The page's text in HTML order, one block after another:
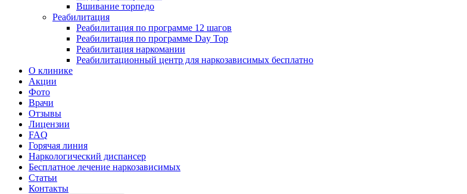
Вшивание торпедо
Реабилитация
Реабилитация по программе 12 шагов
Реабилитация по программе Day Top
Реабилитация наркомании
Реабилитационный центр для наркозависимых бесплатно
О клинике
Акции
Фото
Врачи
Отзывы
Лицензии
FAQ
Горячая линия
Наркологический диспансер
Бесплатное лечение наркозависимых
Статьи
Контакты